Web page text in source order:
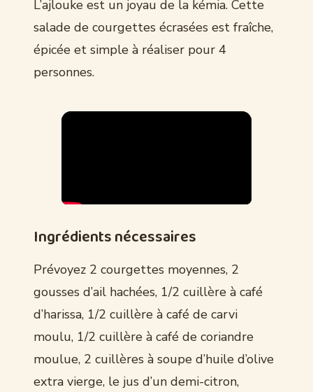
L’ajlouke est un joyau de la kémia. Cette
salade de courgettes écrasées est fraîche,
épicée et simple à réaliser pour 4
personnes.
Ingrédients nécessaires
Prévoyez 2 courgettes moyennes, 2
gousses d’ail hachées, 1/2 cuillère à café
d’harissa, 1/2 cuillère à café de carvi
moulu, 1/2 cuillère à café de coriandre
moulue, 2 cuillères à soupe d’huile d’olive
extra vierge, le jus d’un demi-citron,